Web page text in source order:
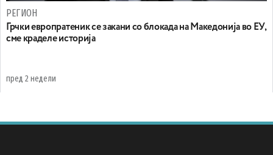
РЕГИОН
Грчки европратеник се закани со блокада на Македонија во ЕУ,
сме краделе историја
пред 2 недели